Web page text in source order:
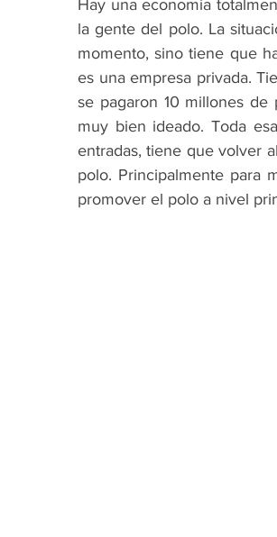
Hay una economía
la gente del polo. La
momento, sino tiene que
es una empresa privada.
se pagaron 10 millones
muy bien ideado. Toda
entradas, tiene que volver
polo. Principalmente para
promover el polo a nivel